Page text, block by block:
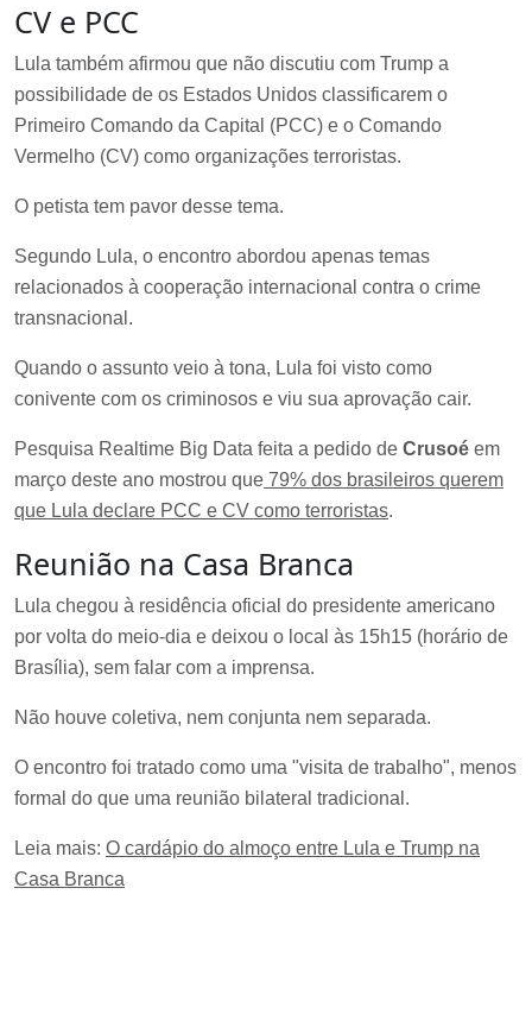
CV e PCC
Lula também afirmou que não discutiu com Trump a
possibilidade de os Estados Unidos classificarem o
Primeiro Comando da Capital (PCC) e o Comando
Vermelho (CV) como organizações terroristas.
O petista tem pavor desse tema.
Segundo Lula, o encontro abordou apenas temas
relacionados à cooperação internacional contra o crime
transnacional.
Quando o assunto veio à tona, Lula foi visto como
conivente com os criminosos e viu sua aprovação cair.
Pesquisa Realtime Big Data feita a pedido de Crusoé em
março deste ano mostrou que 79% dos brasileiros querem
que Lula declare PCC e CV como terroristas.
Reunião na Casa Branca
Lula chegou à residência oficial do presidente americano
por volta do meio-dia e deixou o local às 15h15 (horário de
Brasília), sem falar com a imprensa.
Não houve coletiva, nem conjunta nem separada.
O encontro foi tratado como uma "visita de trabalho", menos
formal do que uma reunião bilateral tradicional.
Leia mais: O cardápio do almoço entre Lula e Trump na
Casa Branca